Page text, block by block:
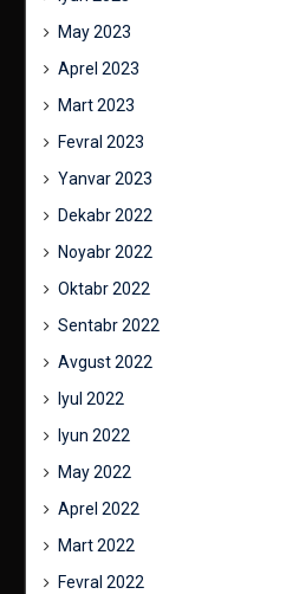
May 2023
Aprel 2023
Mart 2023
Fevral 2023
Yanvar 2023
Dekabr 2022
Noyabr 2022
Oktabr 2022
Sentabr 2022
Avgust 2022
Iyul 2022
Iyun 2022
May 2022
Aprel 2022
Mart 2022
Fevral 2022